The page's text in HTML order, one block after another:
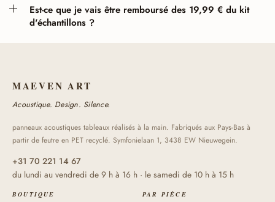
Est-ce que je vais être remboursé des 19,99 € du kit
d'échantillons ?
MAEVEN ART
Acoustique. Design. Silence.
panneaux acoustiques tableaux réalisés à la main. Fabriqués aux Pays-Bas à
partir de feutre en PET recyclé. Symfonielaan 1, 3438 EW Nieuwegein.
+31 70 221 14 67
du lundi au vendredi de 9 h à 16 h · le samedi de 10 h à 15 h
BOUTIQUE PAR PIÈCE